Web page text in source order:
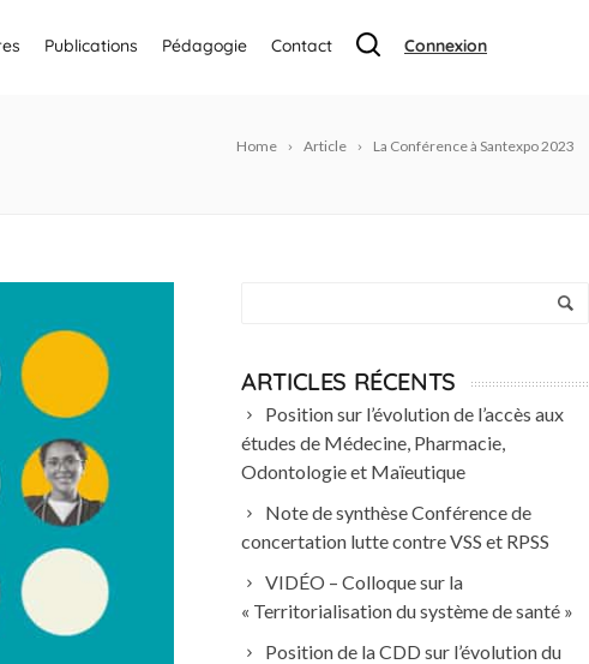
Publications Pédagogie Contact Connexion
Home Article La Conférence à Santexpo 2023
ARTICLES RÉCENTS
Position sur l’évolution de l’accès aux
études de Médecine, Pharmacie,
Odontologie et Maïeutique
Note de synthèse Conférence de
concertation lutte contre VSS et RPSS
VIDÉO – Colloque sur la
« Territorialisation du système de santé »
Position de la CDD sur l’évolution du